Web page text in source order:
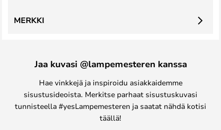
MERKKI
Jaa kuvasi @lampemesteren kanssa
Hae vinkkejä ja inspiroidu asiakkaidemme
sisustusideoista. Merkitse parhaat sisustuskuvasi
tunnisteella #yesLampemesteren ja saatat nähdä kotisi
täällä!